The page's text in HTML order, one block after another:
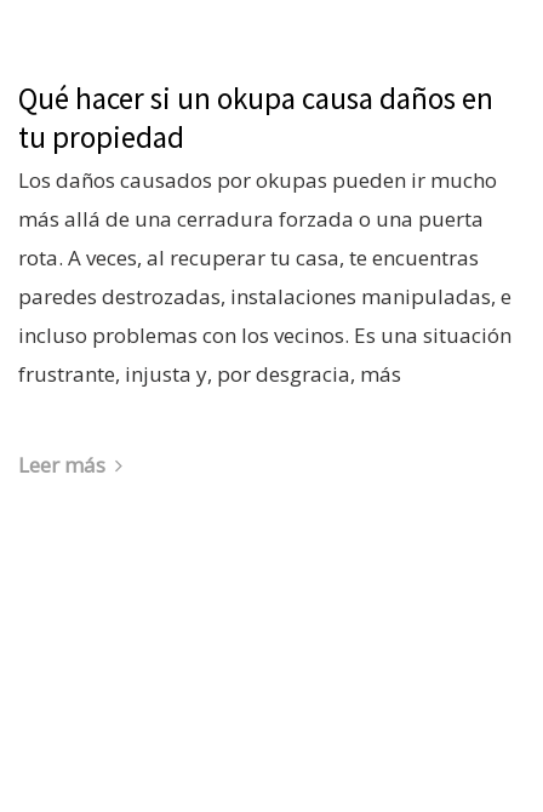
Qué hacer si un okupa causa daños en
tu propiedad
Los daños causados por okupas pueden ir mucho
más allá de una cerradura forzada o una puerta
rota. A veces, al recuperar tu casa, te encuentras
paredes destrozadas, instalaciones manipuladas, e
incluso problemas con los vecinos. Es una situación
frustrante, injusta y, por desgracia, más
Leer más